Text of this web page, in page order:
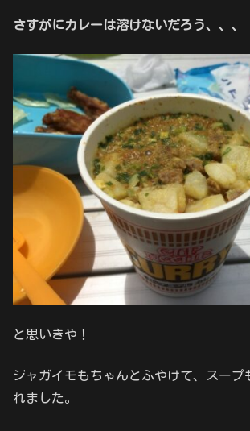
さすがにカレーは溶けないだろう、、、
と思いきや！
ジャガイモもちゃんとふやけて、スープ
れました。